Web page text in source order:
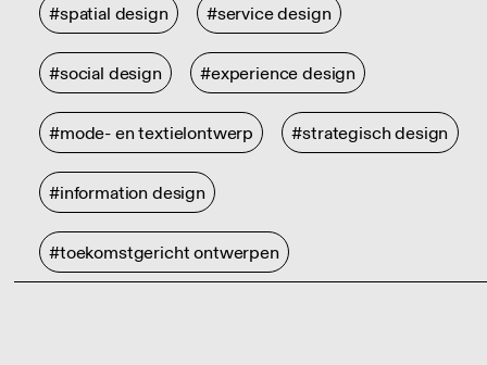
#spatial design #service design
#social design #experience design
#mode- en textielontwerp #strategisch design
#information design
#toekomstgericht ontwerpen